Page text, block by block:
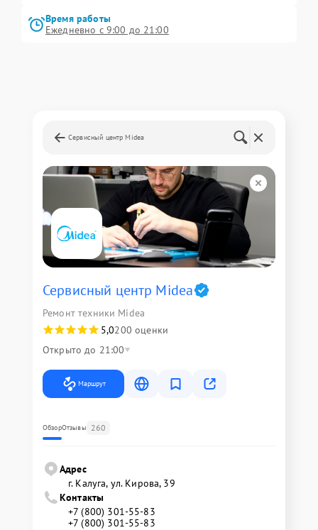
Время работы
Ежедневно с 9:00 до 21:00
Сервисный центр Midea
Сервисный центр Midea
Ремонт техники Midea
5,0200 оценки
Открыто до 21:00
Маршрут
ОбзорОтзывы 260
Адрес
г. Калуга, ул. Кирова, 39
Контакты
+7 (800) 301-55-83
+7 (800) 301-55-83